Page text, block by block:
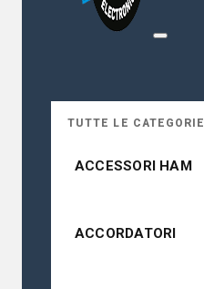
TUTTE LE CATEGORIE
ACCESSORI HAM
ACCORDATORI